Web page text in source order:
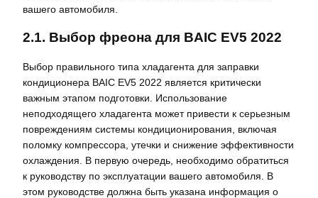
вашего автомобиля.
2.1. Выбор фреона для BAIC EV5 2022
Выбор правильного типа хладагента для заправки
кондиционера BAIC EV5 2022 является критически
важным этапом подготовки. Использование
неподходящего хладагента может привести к серьезным
повреждениям системы кондиционирования, включая
поломку компрессора, утечки и снижение эффективности
охлаждения. В первую очередь, необходимо обратиться
к руководству по эксплуатации вашего автомобиля. В
этом руководстве должна быть указана информация о